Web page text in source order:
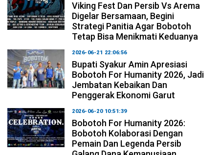
Viking Fest Dan Persib Vs Arema
Digelar Bersamaan, Begini
Strategi Panitia Agar Bobotoh
Tetap Bisa Menikmati Keduanya
2026-06-21 22:06:56
Bupati Syakur Amin Apresiasi
Bobotoh For Humanity 2026, Jadi
Jembatan Kebaikan Dan
Penggerak Ekonomi Garut
2026-06-20 10:51:39
Bobotoh For Humanity 2026:
Bobotoh Kolaborasi Dengan
Pemain Dan Legenda Persib